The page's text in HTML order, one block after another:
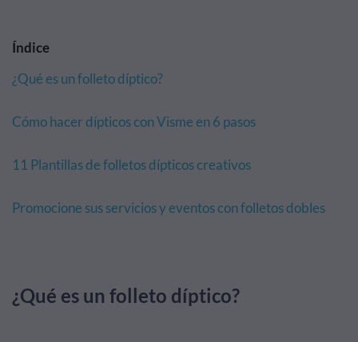
Índice
¿Qué es un folleto díptico?
Cómo hacer dípticos con Visme en 6 pasos
11 Plantillas de folletos dípticos creativos
Promocione sus servicios y eventos con folletos dobles
¿Qué es un folleto díptico?